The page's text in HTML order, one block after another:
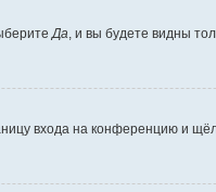
Да , и вы будете видны
входа на конференцию и